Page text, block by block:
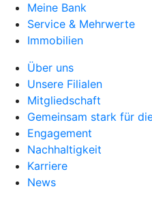
Meine Bank
Service & Mehrwerte
Immobilien
Über uns
Unsere Filialen
Mitgliedschaft
Gemeinsam stark für
Engagement
Nachhaltigkeit
Karriere
News